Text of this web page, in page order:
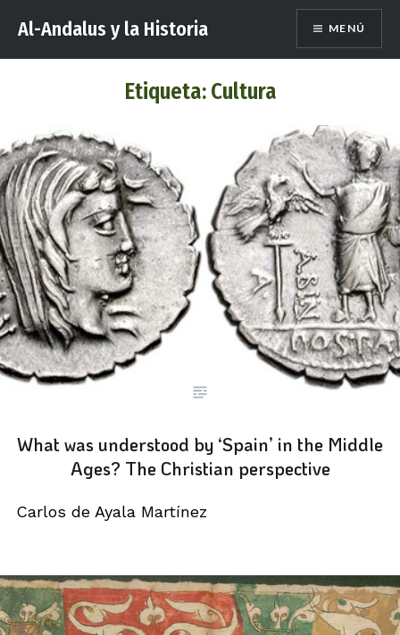
contenido
Al-Andalus y la Historia MENÚ
Etiqueta: Cultura
What was understood by ‘Spain’ in the Middle
Ages? The Christian perspective
Carlos de Ayala Martínez